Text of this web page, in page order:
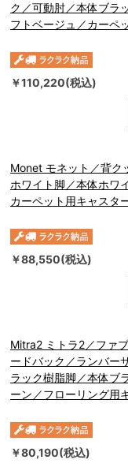
ク／可動肘／本体ブラ
フトベージュ／カーペ
￥110,220(税込)
Monet モネット／背ク
ホワイト脚／本体ホワ
カーペット用キャスタ
￥88,550(税込)
Mitra2 ミトラ2／ファ
ードバック／ランバー
ラック樹脂脚／本体ブ
ーン／フローリング用
￥80,190(税込)